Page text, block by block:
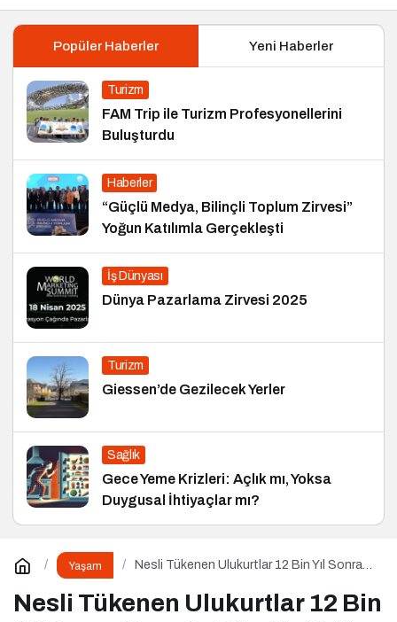
Popüler Haberler Yeni Haberler
Turizm
FAM Trip ile Turizm Profesyonellerini
Buluşturdu
Haberler
“Güçlü Medya, Bilinçli Toplum Zirvesi”
Yoğun Katılımla Gerçekleşti
İş Dünyası
Dünya Pazarlama Zirvesi 2025
Turizm
Giessen’de Gezilecek Yerler
Sağlık
Gece Yeme Krizleri: Açlık mı, Yoksa
Duygusal İhtiyaçlar mı?
Yaşam
Nesli Tükenen Ulukurtlar 12 Bin Yıl Sonra
Nesli Tükenen Ulukurtlar 12 Bin